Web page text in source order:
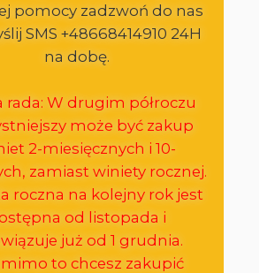
pomocy zadzwoń do nas
SMS +48668414910 24H
na dobę.
rada: W drugim półroczu
może być zakup
2-miesięcznych i 10-
zamiast winiety rocznej.
roczna na kolejny rok jest
od listopada i
już od 1 grudnia.
mimo to chcesz zakupić